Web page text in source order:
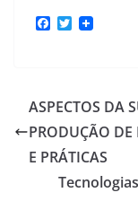
a
o
k
T
w
r
ASPECTOS DA
PRODUÇÃO
E PRÁTICAS